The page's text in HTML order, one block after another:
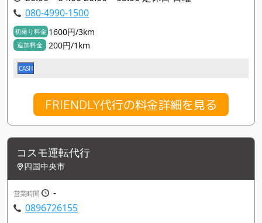
080-4990-1500
初乗り料金 1600円/3km
追加料金 200円/1km
CASH
FRIENDLY代行の料金詳細を見る
コスモ運転代行
四国中央市
営業時間
-
0896726155